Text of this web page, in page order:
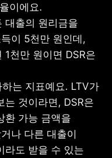
이에요.
대출의 원리금을
이 5천만 원인데,
1천만 원이면 DSR은
는 지표예요. LTV가
는 것이라면, DSR은
환 가능 금액을
나 다른 대출이
라도 받을 수 있는